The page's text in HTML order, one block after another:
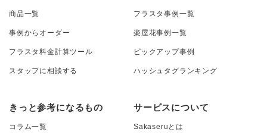
商品一覧
事例からオーダー
フラスタ料金計算ツール
スタッフに相談する
フラスタ事例一覧
楽屋花事例一覧
ピックアップ事例
ハッシュタグランキング
きっと参考になるもの
コラム一覧
サービスについて
Sakaseruとは